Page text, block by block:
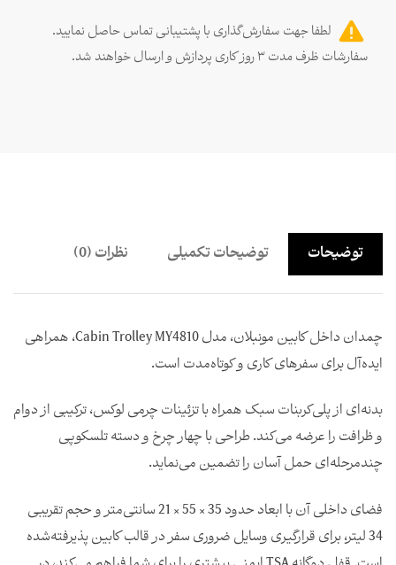
لطفا جهت سفارش‌گذاری با پشتیبانی تماس حاصل نمایید.
سفارشات ظرف مدت ۳ روز کاری پردازش و ارسال خواهند شد.
توضیحات توضیحات تکمیلی نظرات (0)
چمدان داخل کابین مونبلان، مدل Cabin Trolley MY4810، همراهی
ایده‌آل برای سفرهای کاری و کوتاه‌مدت است.
بدنه‌ای از پلی‌کربنات سبک همراه با تزئینات چرمی لوکس، ترکیبی از دوام
و ظرافت را عرضه می‌کند. طراحی با چهار چرخ و دسته تلسکوپی
چند‌مرحله‌ای حمل آسان را تضمین می‌نماید.
فضای داخلی آن با ابعاد حدود 35 × 55 × 21 سانتی‌متر و حجم تقریبی
34 لیتر، برای قرارگیری وسایل ضروری سفر در قالب کابین پذیرفته‌شده